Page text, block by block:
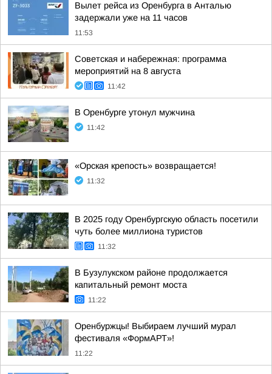
Вылет рейса из Оренбурга в Анталью
задержали уже на 11 часов
11:53
Советская и набережная: программа
мероприятий на 8 августа
11:42
В Оренбурге утонул мужчина
11:42
«Орская крепость» возвращается!
11:32
В 2025 году Оренбургскую область посетили
чуть более миллиона туристов
11:32
В Бузулукском районе продолжается
капитальный ремонт моста
11:22
Оренбуржцы! Выбираем лучший мурал
фестиваля «ФормАРТ»!
11:22